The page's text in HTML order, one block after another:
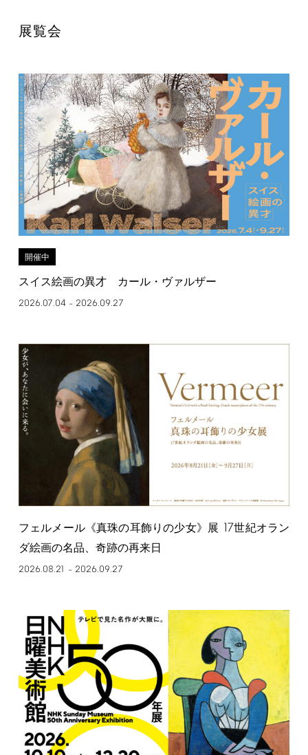
展覧会
開催中
スイス絵画の異才 カール・ヴァルザー
2026.07.04– 2026.09.27
フェルメール《真珠の耳飾りの少女》展 17世紀オラン
ダ絵画の名品、奇跡の再来日
2026.08.21 – 2026.09.27